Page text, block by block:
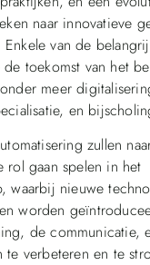
naar innovatieve
van de
toekomst van het
meer
en
zullen
rol gaan spelen in het
waarbij nieuwe
worden
de communicatie,
te verbeteren en te